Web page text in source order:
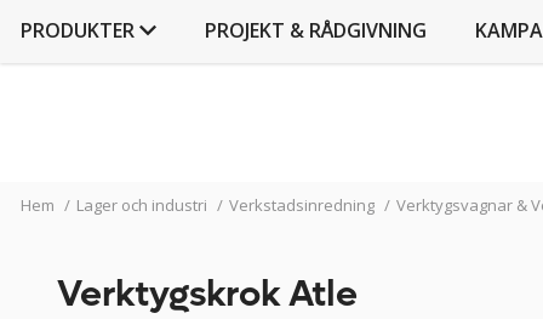
PRODUKTER PROJEKT & RÅDGIVNING
Hem / Lager och industri / Verkstadsinredning / Verktygsvagnar &
Verktygskrok Atle